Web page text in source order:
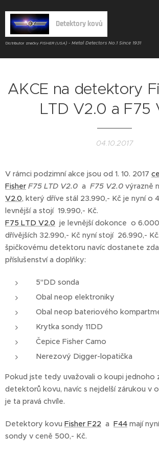
Detektory kovů
Distributor značky FISHER (USA) - Metal Detectors No.1 Since 1931
AKCE na detektory
LTD V2.0 a F75
04.10.2017
V rámci podzimní akce jsou od 1. 10. 2017
Fisher F75 LTD V2.0 a F75 V2.0 výrazně
V2.0, který dříve stál 23.990,- Kč je nyní o
levnější a stojí 19.990,- Kč.
F75 LTD V2.0 je levnější dokonce o
dřívějších 32.990,- Kč nyní stojí 26.990,-
špičkovému detektoru navíc dostanete
příslušenství a doplňky:
5"DD sonda
Obal neop elektroniky
Obal neop bateriového
Krytka sondy 11DD
Čepice Fisher Camo
Nerezový Digger-lopatička
Pokud jste tedy uvažovali o koupi jednoho
detektorů kovu, navíc s nejdelší zárukou v
je ta pravá chvíle.
Detektory kovu Fisher F22 a F44 mají
sondy v ceně 500,- Kč.